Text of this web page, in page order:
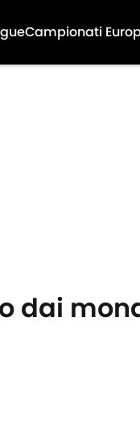
Campionati
dai